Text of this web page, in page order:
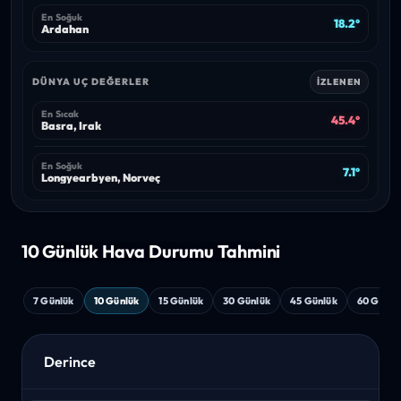
En Soğuk
Ardahan 18.2°
DÜNYA UÇ DEĞERLER İZLENEN
En Sıcak
Basra, Irak 45.4°
En Soğuk
Longyearbyen, Norveç 7.1°
10 Günlük Hava Durumu Tahmini
7 Günlük 10 Günlük 15 Günlük 30 Günlük 45 Günlük 60
Derince